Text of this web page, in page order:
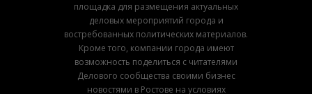
площадка для размещения актуальных
деловых мероприятий города и
востребованных политических материалов.
Кроме того, компании города имеют
возможность поделиться с читателями
Делового сообщества своими бизнес
новостями в Ростове на условиях